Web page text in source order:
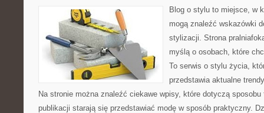
Blog o stylu to miejsce, w
mogą znaleźć wskazówki
stylizacji. Strona
myślą o osobach, które
To serwis o stylu życia,
przedstawia aktualne
Na stronie można znaleźć ciekawe wpisy, które dotyczą
publikacji starają się przedstawiać modę w sposób praktyczny.